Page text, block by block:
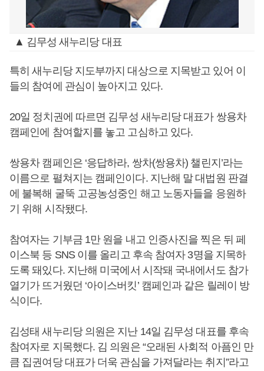
▲ 김무성 새누리당 대표
특히 새누리당 지도부까지 대상으로 지목받고 있어 이
들의 참여에 관심이 높아지고 있다.
20일 정치권에 따르면 김무성 새누리당 대표가 쌍용차
캠페인에 참여할지를 놓고 고심하고 있다.
쌍용차 캠페인은 ‘응답하라, 쌍차(쌍용차) 챌린지’라는
이름으로 펼쳐지는 캠페인이다. 지난해 말 대법원 판결
에 불복해 굴뚝 고공농성중인 해고 노동자들을 응원하
기 위해 시작됐다.
참여자는 기부금 1만 원을 내고 인증사진을 찍은 뒤 페
이스북 등 SNS 이를 올리고 후속 참여자 3명을 지목하
도록 돼있다. 지난해 미국에서 시작돼 국내에서도 참가
열기가 뜨거웠던 ‘아이스버킷’ 캠페인과 같은 릴레이 방
식이다.
김성태 새누리당 의원은 지난 14일 김무성 대표를 후속
참여자로 지목했다. 김 의원은 “오래된 사회적 아픔인 만
큼 집권여당 대표가 더욱 관심을 가져달라는 취지”라고